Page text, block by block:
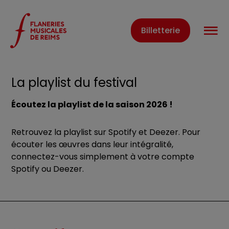
Billetterie
La playlist du festival
Écoutez la playlist de la saison 2026 !
Retrouvez la playlist sur Spotify et Deezer. Pour
écouter les œuvres dans leur intégralité,
connectez-vous simplement à votre compte
Spotify ou Deezer.